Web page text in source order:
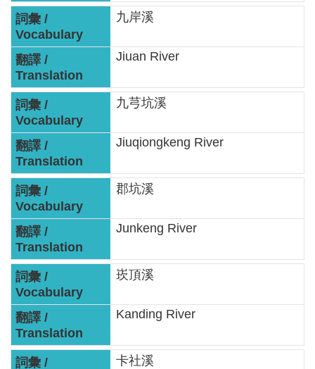
民
服
務
資
訊
服
務
關
於
本
署
網
站
導
覽
回
首
九岸溪
Jiuan River
九芎坑溪
Jiuqiongkeng River
郡坑溪
Junkeng River
崁頂溪
Kanding River
卡社溪